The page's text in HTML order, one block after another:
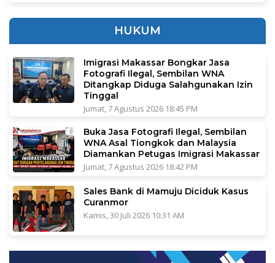
HUKUM
Imigrasi Makassar Bongkar Jasa
Fotografi Ilegal, Sembilan WNA
Ditangkap Diduga Salahgunakan Izin
Tinggal
Jumat, 7 Agustus 2026 18:45 PM
Buka Jasa Fotografi Ilegal, Sembilan
WNA Asal Tiongkok dan Malaysia
Diamankan Petugas Imigrasi Makassar
Jumat, 7 Agustus 2026 18:42 PM
Sales Bank di Mamuju Diciduk Kasus
Curanmor
Kamis, 30 Juli 2026 10:31 AM